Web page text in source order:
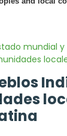
mundial